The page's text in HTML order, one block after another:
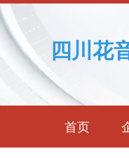
四川花
首页